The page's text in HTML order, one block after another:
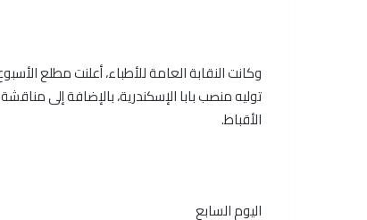
وكانت النقابة العامة للأطباء، أعلنت مطلع
توليه منصب بابا الإسكندرية، بالإضافة إلى
الأقباط.
اليوم السابع